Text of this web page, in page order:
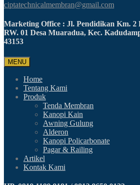
ciptatechnicalmembran@gmail.com
Marketing Office : Jl. Pendidikan Km. 2
RW. 01 Desa Muaradua, Kec.
43153
MENU
Home
Tentang Kami
Produk
Tenda Membran
Kanopi Kain
Awning Gulung
Alderon
Kanopi Policarbonate
Pagar & Railing
Artikel
Kontak Kami